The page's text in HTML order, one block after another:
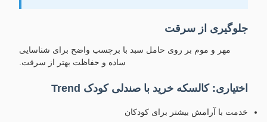
جلوگیری از سرقت
مهر و موم بر روی حامل سبد با برچسب واضح برای شناسایی
ساده و حفاظت بهتر از سرقت.
اختیاری: کالسکه خرید با صندلی کودک Trend
خدمت با آرامش بیشتر برای کودکان